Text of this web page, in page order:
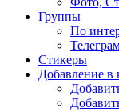
Группы
По
Стикеры
Добавление в